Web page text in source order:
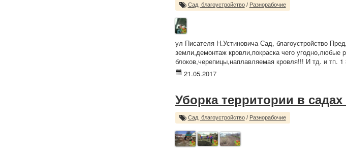
Сад, благоустройство/ Разнорабочие
ул Писателя Н.Устиновича Сад, благоустройство
земли,демонтаж кровли,покраска чего угодно,любые
блоков,черепицы,наплавляемая кровля!!! И тд. и тп. 1
21.05.2017
Уборка территории в
Сад, благоустройство/ Разнорабочие